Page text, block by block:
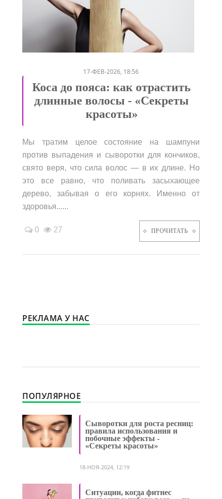
17-ФЕВ-2026, 18:56
Коса до пояса: как отрастить
длинные волосы - «Секреты
красоты»
Мы тратим целое состояние на шампуни
против выпадения и сыворотки для кончиков,
свято веря, что сила волос — в их длине. Но
это все равно, что поливать засыхающее
дерево, забывая о его корнях. Именно от
здоровья......
0 27 ПРОЧИТАТЬ
РЕКЛАМА У НАС
ПОПУЛЯРНОЕ
Сыворотки для роста ресниц:
правила использования и
побочные эффекты -
«Секреты красоты»
18-НОЯ-2024, 12:19
Ситуации, когда фитнес